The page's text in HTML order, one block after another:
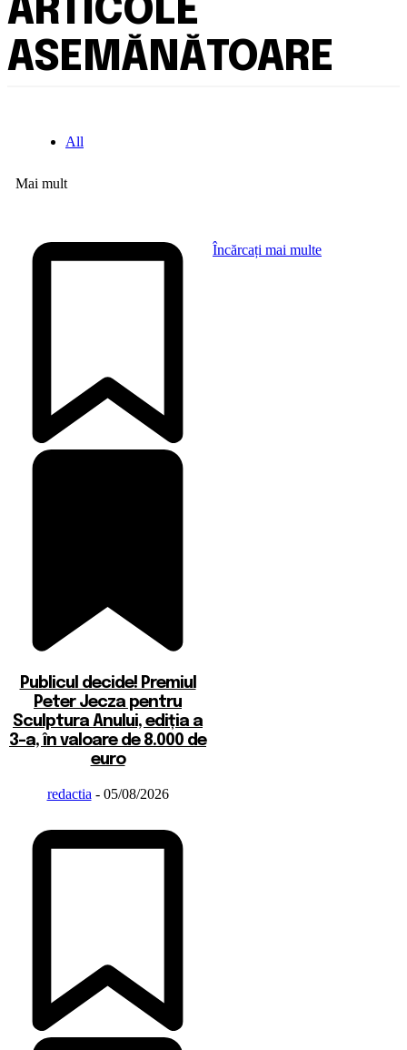
ARTICOLE
ASEMĂNĂTOARE
All
Mai mult
Publicul decide! Premiul
Peter Jecza pentru
Sculptura Anului, ediția a
3-a, în valoare de 8.000 de
euro
redactia - 05/08/2026
Încărcați mai multe